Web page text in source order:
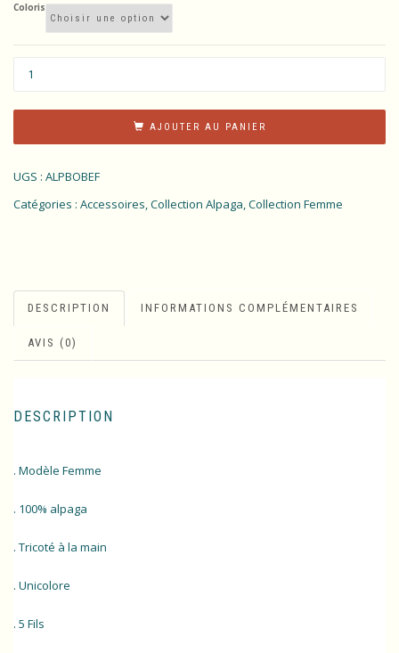
Coloris
AJOUTER AU PANIER
UGS : ALPBOBEF
Catégories : Accessoires Collection Alpaga Collection Femme
DESCRIPTION INFORMATIONS COMPLÉMENTAIRES
AVIS (0)
DESCRIPTION
. Modèle Femme
. 100% alpaga
. Tricoté à la main
. Unicolore
. 5 Fils